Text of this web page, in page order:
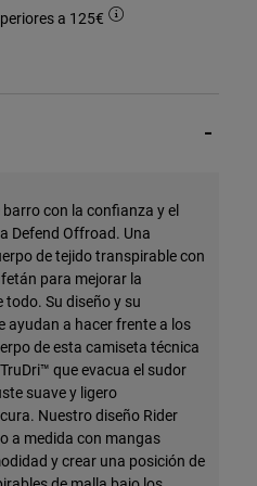
a 125€
con la confianza y el
Defend Offroad. Una
de tejido transpirable con
para mejorar la
Su diseño y su
ayudan a hacer frente a los
de esta camiseta técnica
que evacua el sudor
suave y ligero
Nuestro diseño Rider
a medida con mangas
y crear una posición de